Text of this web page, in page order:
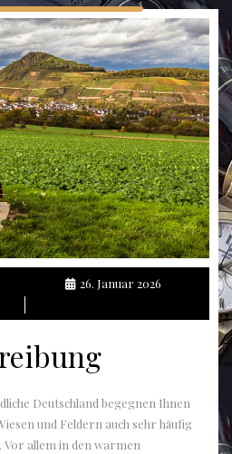
26. Januar 2026
Deutschland begegnen Ihnen
und Feldern auch sehr häufig
Vor allem in den warmen